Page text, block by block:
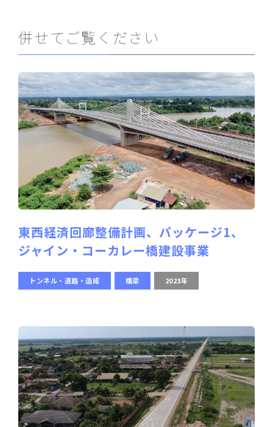
併せてご覧ください
東西経済回廊整備計画、パッケージ1、
ジャイン・コーカレー橋建設事業
トンネル・道路・造成 橋梁 2023年